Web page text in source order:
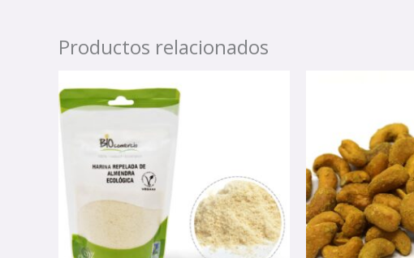
Productos relacionados